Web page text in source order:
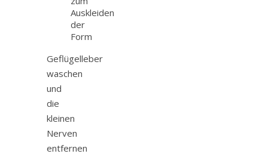
Auskleiden
der
Form
Geflügelleber
waschen
und
die
kleinen
Nerven
entfernen